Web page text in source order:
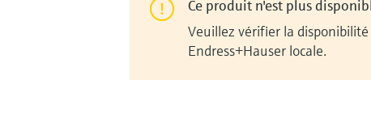
Ce produit n'est plus
Veuillez vérifier la
Endress+Hauser locale.